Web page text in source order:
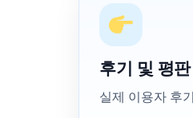
후기 및 평판
실제 이용자 후